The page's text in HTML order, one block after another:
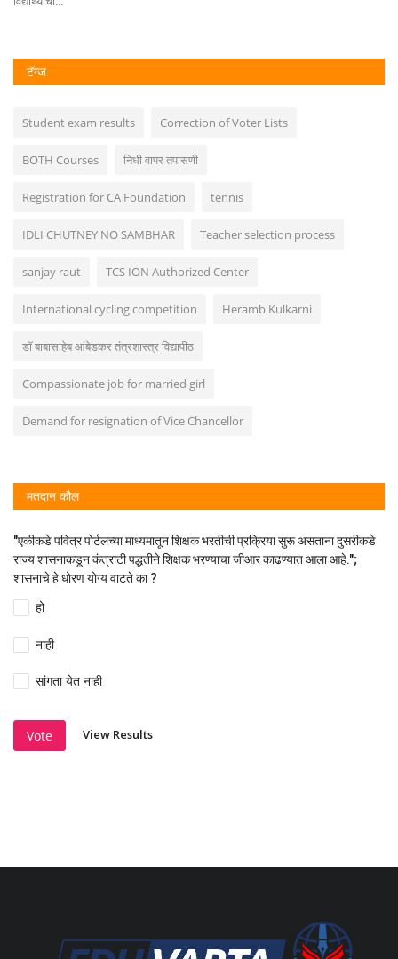
टॅग्ज
Student exam results Correction of Voter Lists
BOTH Courses निधी वापर तपासणी
Registration for CA Foundation tennis
IDLI CHUTNEY NO SAMBHAR Teacher selection process
sanjay raut TCS ION Authorized Center
International cycling competition Heramb Kulkarni
डॉ बाबासाहेब आंबेडकर तंत्रशास्त्र विद्यापीठ
Compassionate job for married girl
Demand for resignation of Vice Chancellor
मतदान कौल
"एकीकडे पवित्र पोर्टलच्या माध्यमातून शिक्षक भरतीची प्रक्रिया सुरू असताना दुसरीकडे
राज्य शासनाकडून कंत्राटी पद्धतीने शिक्षक भरण्याचा जीआर काढण्यात आला आहे.";
शासनाचे हे धोरण योग्य वाटते का ?
हो
नाही
सांगता येत नाही
Vote View Results